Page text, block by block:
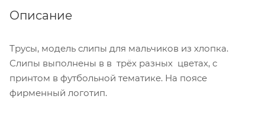
Описание
Трусы, модель слипы для мальчиков из хлопка.
Слипы выполнены в в трёх разных цветах, с
принтом в футбольной тематике. На поясе
фирменный логотип.